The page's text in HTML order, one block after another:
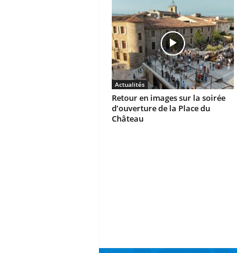
Actualités
Retour en images sur la soirée
d’ouverture de la Place du
Château